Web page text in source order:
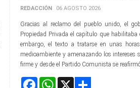
REDACCIÓN 06 AGOSTO 2026
Gracias al reclamo del pueblo unido, el
Propiedad Privada el capítulo que habilitaba
embargo, el texto a tratarse en unas
medioambiente y amenazando los
firme y desde el Partido Comunista se
FacebookWhatsApp